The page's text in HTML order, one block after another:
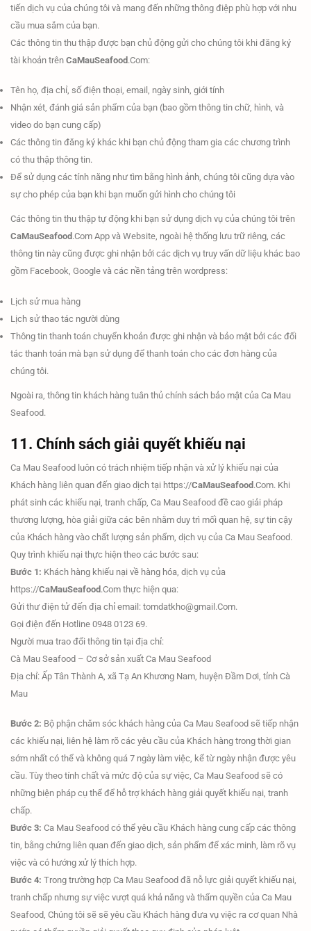
tiến dịch vụ của chúng tôi và mang đến những thông điệp phù hợp với nhu
cầu mua sắm của bạn.
Các thông tin thu thập được bạn chủ động gửi cho chúng tôi khi đăng ký
tài khoản trên CaMauSeafood .Com:
Tên họ, địa chỉ, số điện thoại, email, ngày sinh, giới tính
Nhận xét, đánh giá sản phẩm của bạn (bao gồm thông tin chữ, hình, và
video do bạn cung cấp)
Các thông tin đăng ký khác khi bạn chủ động tham gia các chương trình
có thu thập thông tin.
Để sử dụng các tính năng như tìm bằng hình ảnh, chúng tôi cũng dựa vào
sự cho phép của bạn khi bạn muốn gửi hình cho chúng tôi
Các thông tin thu thập tự động khi bạn sử dụng dịch vụ của chúng tôi trên
CaMauSeafood .Com App và Website, ngoài hệ thống lưu trữ riêng, các
thông tin này cũng được ghi nhận bởi các dịch vụ truy vấn dữ liệu khác bao
gồm Facebook, Google và các nền tảng trên wordpress:
Lịch sử mua hàng
Lịch sử thao tác người dùng
Thông tin thanh toán chuyển khoản được ghi nhận và bảo mật bởi các đối
tác thanh toán mà bạn sử dụng để thanh toán cho các đơn hàng của
chúng tôi.
Ngoài ra, thông tin khách hàng tuân thủ chính sách bảo mật của Ca Mau
Seafood.
11. Chính sách giải quyết khiếu nại
Ca Mau Seafood luôn có trách nhiệm tiếp nhận và xử lý khiếu nại của
Khách hàng liên quan đến giao dịch tại https://CaMauSeafood.Com. Khi
phát sinh các khiếu nại, tranh chấp, Ca Mau Seafood đề cao giải pháp
thương lượng, hòa giải giữa các bên nhằm duy trì mối quan hệ, sự tin cậy
của Khách hàng vào chất lượng sản phẩm, dịch vụ của Ca Mau Seafood.
Quy trình khiếu nại thực hiện theo các bước sau:
Bước 1: Khách hàng khiếu nại về hàng hóa, dịch vụ của
https://CaMauSeafood.Com thực hiện qua:
Gửi thư điện tử đến địa chỉ email: tomdatkho@gmail.Com.
Gọi điện đến Hotline 0948 0123 69.
Người mua trao đổi thông tin tại địa chỉ:
Cà Mau Seafood – Cơ sở sản xuất Ca Mau Seafood
Địa chỉ: Ấp Tân Thành A, xã Tạ An Khương Nam, huyện Đầm Dơi, tỉnh Cà
Mau
Bước 2: Bộ phận chăm sóc khách hàng của Ca Mau Seafood sẽ tiếp nhận
các khiếu nại, liên hệ làm rõ các yêu cầu của Khách hàng trong thời gian
sớm nhất có thể và không quá 7 ngày làm việc, kể từ ngày nhận được yêu
cầu. Tùy theo tính chất và mức độ của sự việc, Ca Mau Seafood sẽ có
những biện pháp cụ thể để hỗ trợ khách hàng giải quyết khiếu nại, tranh
chấp.
Bước 3: Ca Mau Seafood có thể yêu cầu Khách hàng cung cấp các thông
tin, bằng chứng liên quan đến giao dịch, sản phẩm để xác minh, làm rõ vụ
việc và có hướng xử lý thích hợp.
Bước 4: Trong trường hợp Ca Mau Seafood đã nỗ lực giải quyết khiếu nại,
tranh chấp nhưng sự việc vượt quá khả năng và thẩm quyền của Ca Mau
Seafood, Chúng tôi sẽ sẽ yêu cầu Khách hàng đưa vụ việc ra cơ quan Nhà